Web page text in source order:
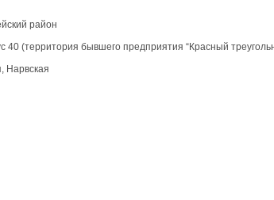
район
40 (территория бывшего предприятия “Красный
Нарвская